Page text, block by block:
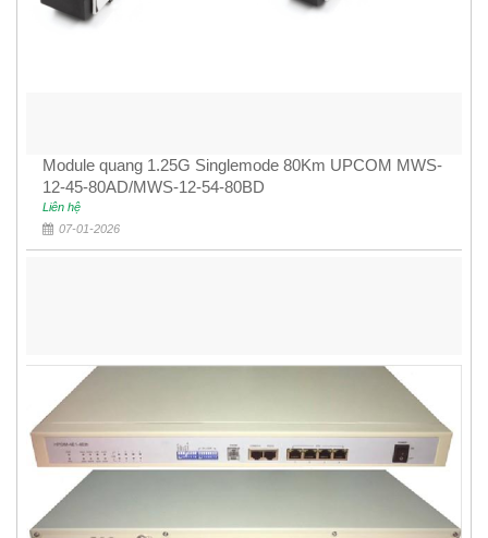
Module quang 1.25G Singlemode 80Km UPCOM MWS-
12-45-80AD/MWS-12-54-80BD
Liên hệ
07-01-2026